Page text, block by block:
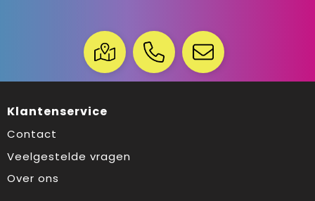
Klantenservice
Contact
Veelgestelde vragen
Over ons